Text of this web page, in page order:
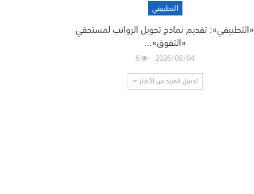
التطبيقي
«التطبيقي»: تقديم نماذج تحويل الرواتب لمستحقي
«التفوق»…
2026/08/04
6
تحميل المزيد من الأخبار